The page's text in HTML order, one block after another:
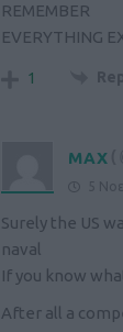
REMEMBER
EVERYTHING
1
MAX
5
Surely the US
naval
If you know
After all a